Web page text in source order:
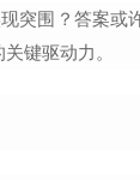
突围？答案
键驱动力。